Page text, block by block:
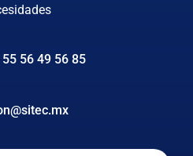
56 49 56 85